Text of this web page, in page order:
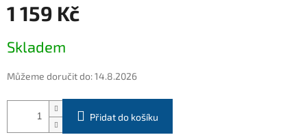
1 159 Kč
cena:
Skladem
Můžeme doručit do:14.8.2026
Přidat do košíku